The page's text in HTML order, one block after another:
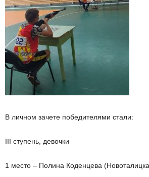
В личном зачете победителями стали:
III ступень, девочки
1 место – Полина Коденцева